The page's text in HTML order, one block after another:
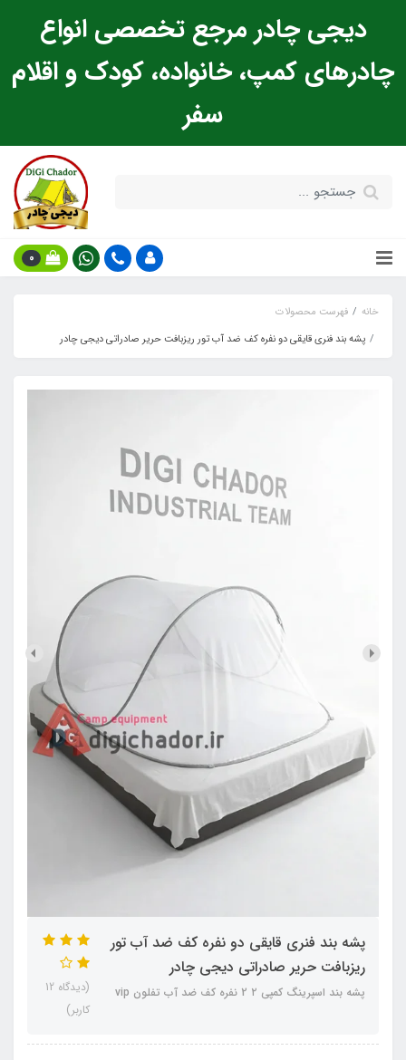
دیجی چادر مرجع تخصصی انواع
چادرهای کمپ، خانواده، کودک و اقلام
سفر
0
خانه
فهرست محصولات
پشه‌ بند فنری قایقی دو نفره کف ضد آب تور ریزبافت حریر صادراتی دیجی چادر
پشه‌ بند فنری قایقی دو نفره کف ضد آب تور
ریزبافت حریر صادراتی دیجی چادر
پشه‌ بند اسپرینگ کمپی ۲ 2 نفره کف ضد آب تفلون vip
(دیدگاه 12
کاربر)